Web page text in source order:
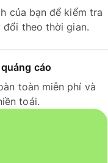
của bạn để kiểm tra
theo thời gian.
cáo
toàn miễn phí và
toái.